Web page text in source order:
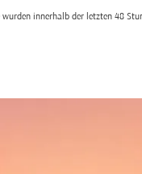
innerhalb der letzten 48